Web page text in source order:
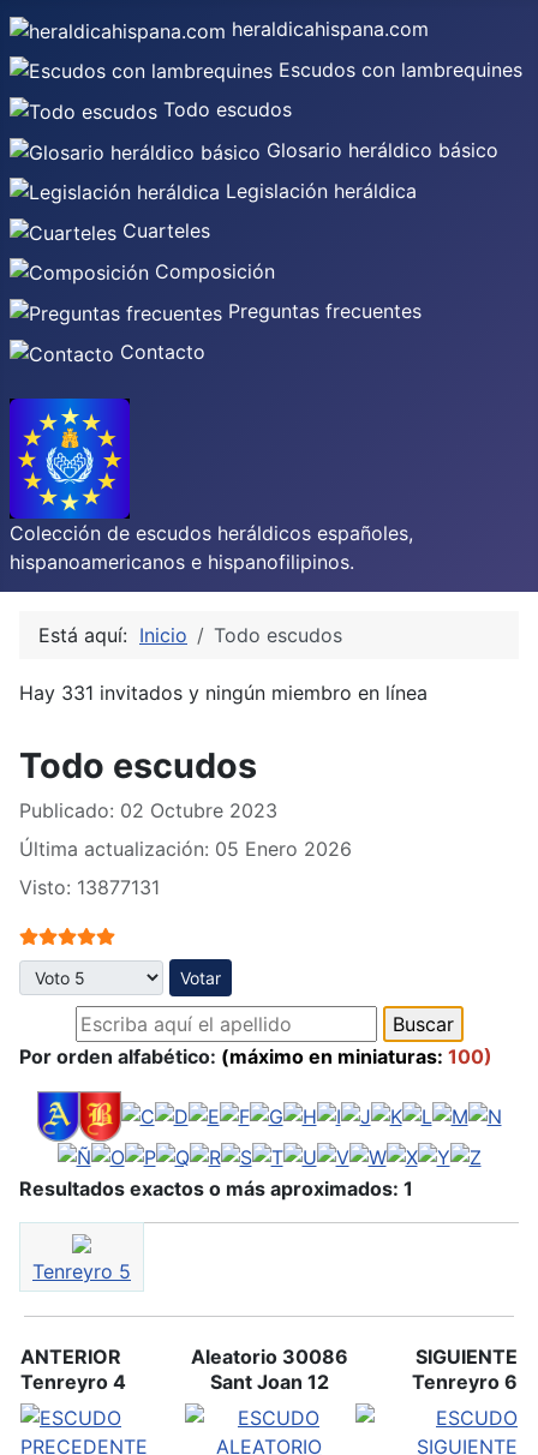
heraldicahispana.com
Escudos con lambrequines
Todo escudos
Glosario heráldico básico
Legislación heráldica
Cuarteles
Composición
Preguntas frecuentes
Contacto
Colección de escudos heráldicos españoles,
hispanoamericanos e hispanofilipinos.
Está aquí: Inicio Todo escudos
Hay 331 invitados y ningún miembro en línea
Todo escudos
Publicado: 02 Octubre 2023
Última actualización: 05 Enero 2026
Visto: 13877131
Ratio:5/5
Por favor, vote
Por orden alfabético: (máximo en miniaturas: 100)
Resultados exactos o más aproximados: 1
Tenreyro 5
ANTERIOR
Tenreyro 4
Aleatorio 30086
Sant Joan 12
SIGUIENTE
Tenreyro 6